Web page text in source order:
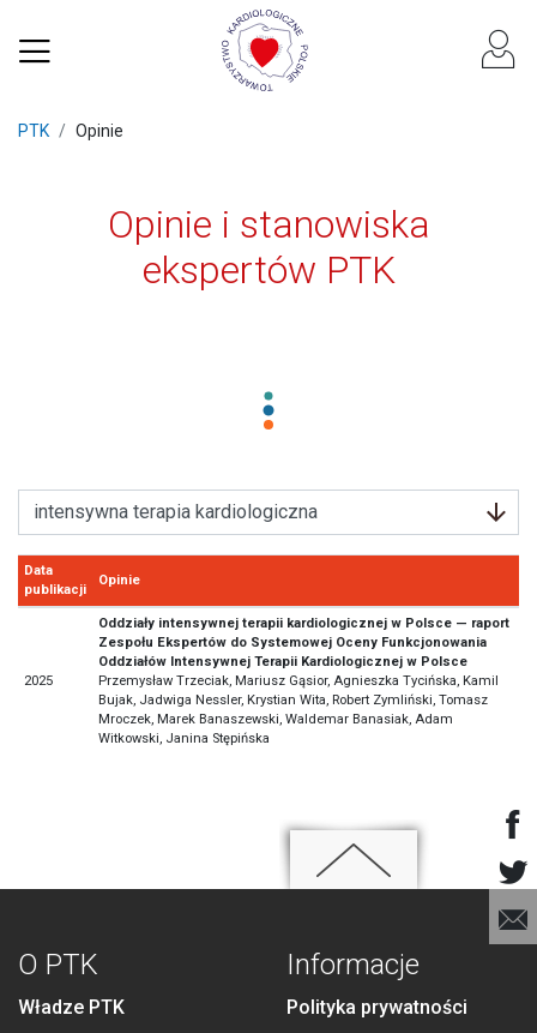
PTK Opinie
Opinie i stanowiska
ekspertów PTK
Data
publikacji
Opinie
2025
Oddziały intensywnej terapii kardiologicznej w Polsce — raport
Zespołu Ekspertów do Systemowej Oceny Funkcjonowania
Oddziałów Intensywnej Terapii Kardiologicznej w Polsce
Przemysław Trzeciak, Mariusz Gąsior, Agnieszka Tycińska, Kamil
Bujak, Jadwiga Nessler, Krystian Wita, Robert Zymliński, Tomasz
Mroczek, Marek Banaszewski, Waldemar Banasiak, Adam
Witkowski, Janina Stępińska
O PTK
Władze PTK
Informacje
Polityka prywatności